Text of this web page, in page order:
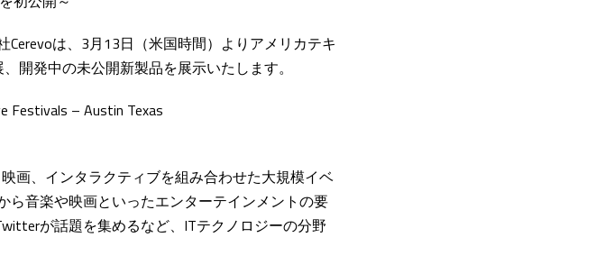
は、3月13日（米国時間）よりアメリカテキ
開発中の未公開新製品を展示いたします。
Festivals – Austin Texas
画、インタラクティブを組み合わせた大規模イベ
ら音楽や映画といったエンターテインメントの要
が話題を集めるなど、ITテクノロジーの分野